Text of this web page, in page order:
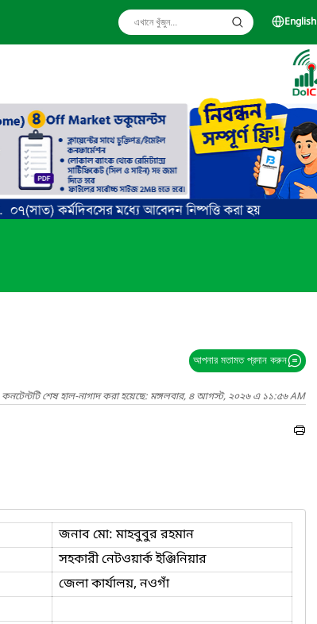
English
আপনার মতামত প্রদান করুন
কনটেন্টটি শেষ হাল-নাগাদ করা হয়েছে: মঙ্গলবার, ৪ আগস্ট, ২০২৬ এ ১১:৫৬ AM
জনাব মো: মাহবুবুর রহমান
সহকারী নেটওয়ার্ক ইঞ্জিনিয়ার
জেলা কার্যালয়, নওগাঁ